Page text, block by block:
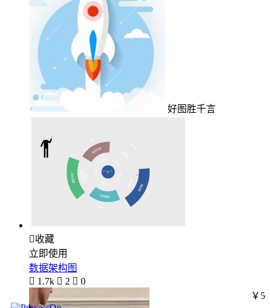
好图胜千言
收藏
立即使用
数据架构图
 1.7k  2  0
￥5